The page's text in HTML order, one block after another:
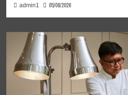
admin1 05/08/2026